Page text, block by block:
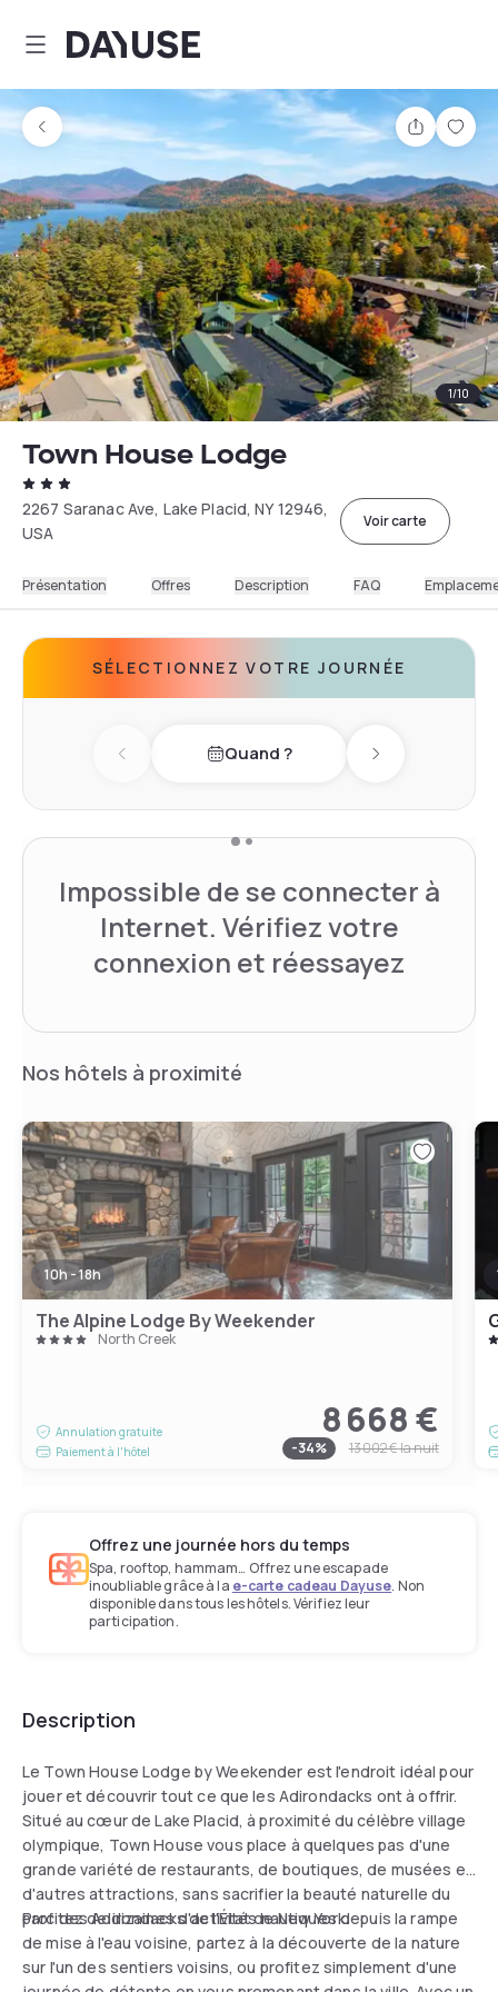
Dayuse
Partager
1/10
Town House Lodge
2267 Saranac Ave, Lake Placid, NY 12946,
USA
Voir carte
Présentation Offres Description FAQ
SÉLECTIONNEZ VOTRE JOURNÉE
Previous dayQuand ? Next day
Impossible de se connecter à
Internet. Vérifiez votre
connexion et réessayez
Nos hôtels à proximité
10h - 18h
The Alpine Lodge By Weekender
North Creek
Annulation gratuite
Paiement à l'hôtel
8 668 €
-34% 13 002 €la nuit
Offrez une journée hors du temps
Spa, rooftop, hammam… Offrez une escapade
inoubliable grâce à la e-carte cadeau Dayuse. Non
disponible dans tous les hôtels. Vérifiez leur
participation.
Description
Le Town House Lodge by Weekender est l'endroit idéal pour
jouer et découvrir tout ce que les Adirondacks ont à offrir.
Situé au cœur de Lake Placid, à proximité du célèbre village
olympique, Town House vous place à quelques pas d'une
grande variété de restaurants, de boutiques, de musées et
d'autres attractions, sans sacrifier la beauté naturelle du
parc des Adirondacks de l'État de New York.
Profitez de dizaines d'activités nautiques depuis la rampe
de mise à l'eau voisine, partez à la découverte de la nature
sur l'un des sentiers voisins, ou profitez simplement d'une